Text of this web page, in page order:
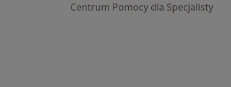
Centrum Pomocy dla Specjalisty